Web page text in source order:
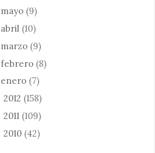
mayo (9)
abril (10)
marzo (9)
febrero (8)
enero (7)
2012 (158)
2011 (109)
2010 (42)